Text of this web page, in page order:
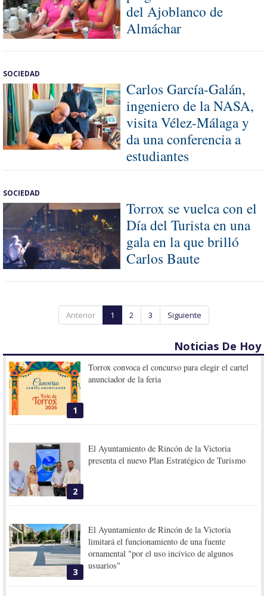
del Ajoblanco de
Almáchar
SOCIEDAD
Carlos García-Galán,
ingeniero de la NASA,
visita Vélez-Málaga y
da una conferencia a
estudiantes
SOCIEDAD
Torrox se vuelca con el
Día del Turista en una
gala en la que brilló
Carlos Baute
Anterior 1 2 3 Siguiente
Noticias De Hoy
1
Torrox convoca el concurso para elegir el cartel
anunciador de la feria
2
El Ayuntamiento de Rincón de la Victoria
presenta el nuevo Plan Estratégico de Turismo
3
El Ayuntamiento de Rincón de la Victoria
limitará el funcionamiento de una fuente
ornamental "por el uso incívico de algunos
usuarios"